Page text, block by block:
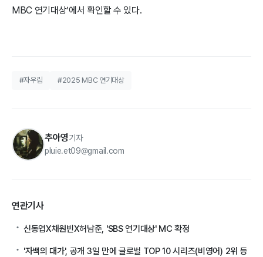
MBC 연기대상’에서 확인할 수 있다.
#자우림 #2025 MBC 연기대상
추아영기자
pluie.et09@gmail.com
연관기사
신동엽X채원빈X허남준, 'SBS 연기대상' MC 확정
'자백의 대가', 공개 3일 만에 글로벌 TOP 10 시리즈(비영어) 2위 등